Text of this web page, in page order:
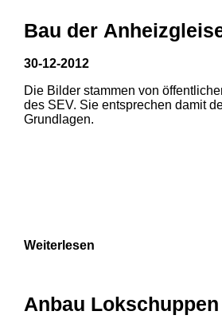
Bau der
30-12-2012
Die Bilder stammen von
des SEV. Sie entsprechen damit
Grundlagen.
Weiterlesen
Anbau Lokschuppen